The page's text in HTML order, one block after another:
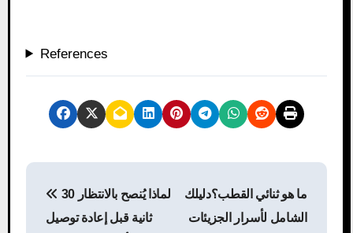
References
ثانية قبل إعادة توصيل
ما هو ثنائي القطب؟دليلك
الشامل لأسرار الجزيئات